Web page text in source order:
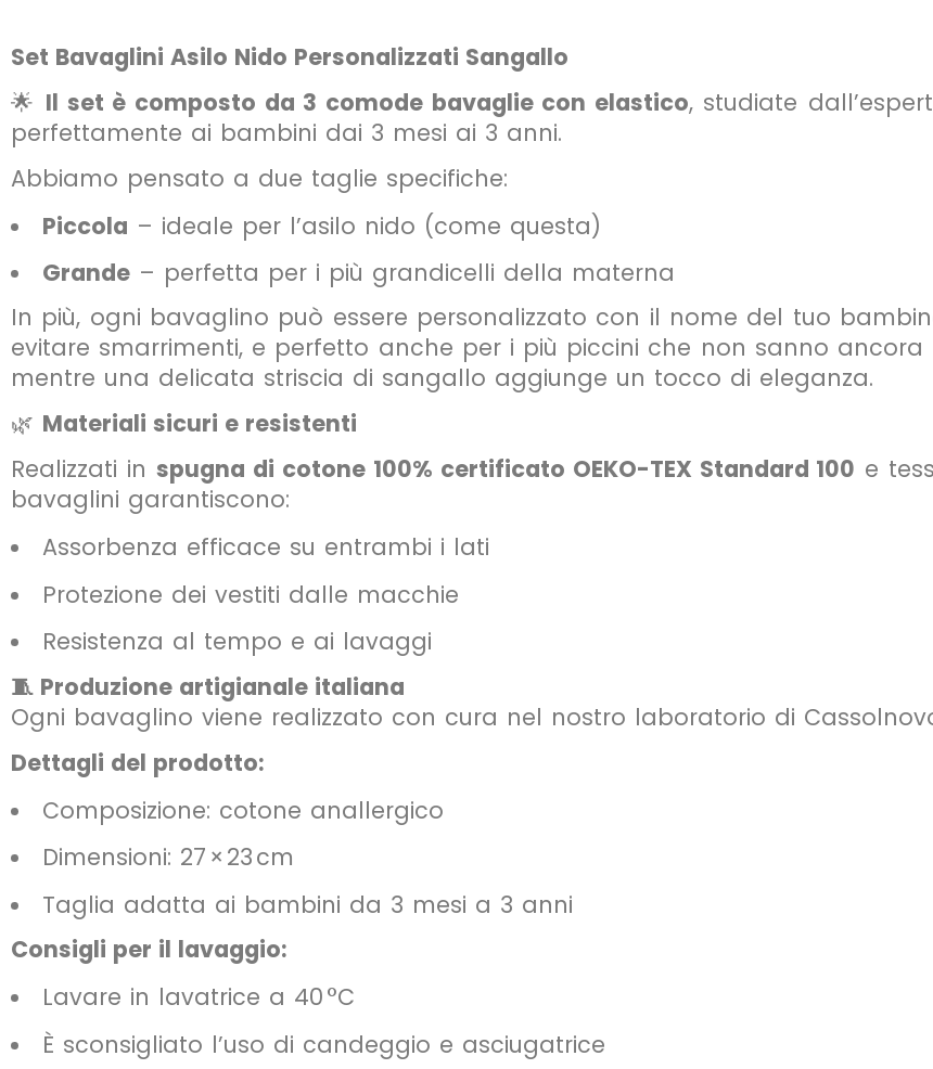
Set Bavaglini Asilo Nido Personalizzati Sangallo
🌟 Il set è composto da 3 comode bavaglie con elastico, studiate
perfettamente ai bambini dai 3 mesi ai 3 anni.
Abbiamo pensato a due taglie specifiche:
Piccola – ideale per l’asilo nido (come questa)
Grande– perfetta per i più grandicelli della materna
In più, ogni bavaglino può essere personalizzato con il nome del tuo
evitare smarrimenti, e perfetto anche per i più piccini che non sanno
mentre una delicata striscia di sangallo aggiunge un tocco di eleganza.
🌿 Materiali sicuri e resistenti
Realizzati in spugna di cotone 100% certificato OEKO-TEX Standard 100 e
bavaglini garantiscono:
Assorbenza efficace su entrambi i lati
Protezione dei vestiti dalle macchie
Resistenza al tempo e ai lavaggi
🧵 Produzione artigianale italiana
Ogni bavaglino viene realizzato con cura nel nostro laboratorio di
Dettagli del prodotto:
Composizione: cotone anallergico
Dimensioni: 27 × 23 cm
Taglia adatta ai bambini da 3 mesi a 3 anni
Consigli per il lavaggio:
Lavare in lavatrice a 40 °C
È sconsigliato l’uso di candeggio e asciugatrice